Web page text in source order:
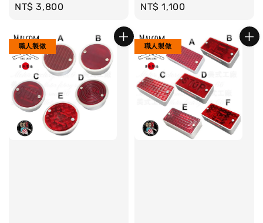
Regular
NT$ 3,800
Regular
NT$ 1,100
職人製做 職人製做